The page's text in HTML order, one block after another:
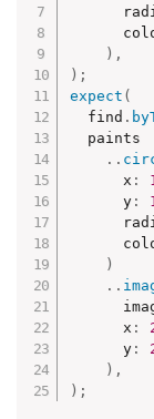
) ,
) ;
expect (
  find
.
  paints
. .
      x
:
      y
:
)
. .
      x
:
      y
:
) ,
) ;